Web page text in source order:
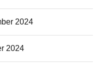
2024
2024